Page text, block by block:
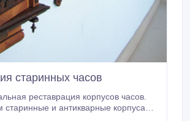
старинных часов
реставрация корпусов часов.
старинные и антикварные корпуса